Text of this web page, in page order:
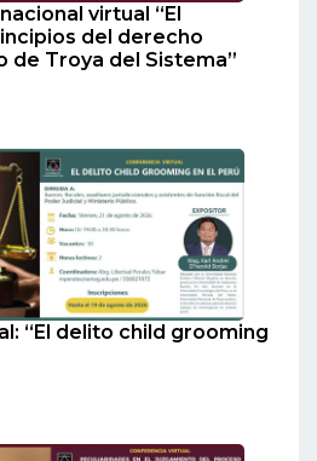
virtual “El
del derecho
de Troya del Sistema”
“El delito child grooming